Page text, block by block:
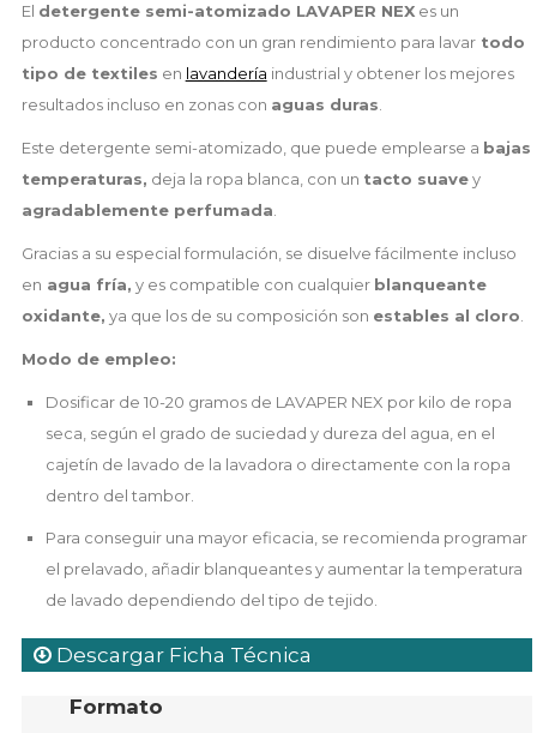
El detergente semi-atomizado LAVAPER NEXes un
producto concentrado con un gran rendimiento para lavartodo
tipo de textiles en lavandería industrial y obtener los mejores
resultados incluso en zonas con aguas duras
Este detergente semi-atomizado, que puede emplearse a bajas
temperaturas, deja la ropa blanca, con un tacto suavey
agradablemente perfumada
Gracias a su especial formulación, se disuelve fácilmente incluso
en agua fría, y es compatible con cualquier blanqueante
oxidante, ya que los de su composición son estables al cloro
Modo de empleo:
Dosificar de 10-20 gramos de LAVAPER NEX por kilo de ropa
seca, según el grado de suciedad y dureza del agua, en el
cajetín de lavado de la lavadora o directamente con la ropa
dentro del tambor.
Para conseguir una mayor eficacia, se recomienda programar
el prelavado, añadir blanqueantes y aumentar la temperatura
de lavado dependiendo del tipo de tejido.
Descargar Ficha Técnica
Formato